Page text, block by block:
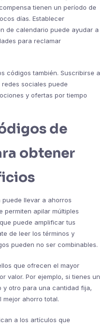
tienen un período de
días. Establecer
de calendario puede ayudar a
para reclamar
códigos también. Suscribirse a
sociales puede
y ofertas por tiempo
de
obtener
llevar a ahorros
permiten apilar múltiples
puede amplificar tus
de leer los términos y
pueden no ser combinables.
que ofrecen el mayor
valor. Por ejemplo, si tienes un
otro para una cantidad fija,
ahorro total.
a los artículos que